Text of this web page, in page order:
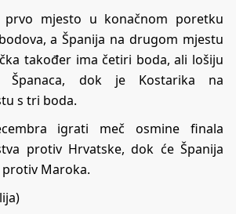
prvo mjesto u konačnom poretku
a Španija na drugom mjestu
također ima četiri boda, ali lošiju
dok je Kostarika na
s tri boda.
igrati meč osmine finala
protiv Hrvatske, dok će Španija
Maroka.